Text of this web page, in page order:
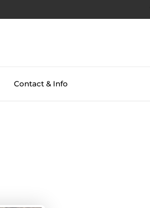
Contact & Info